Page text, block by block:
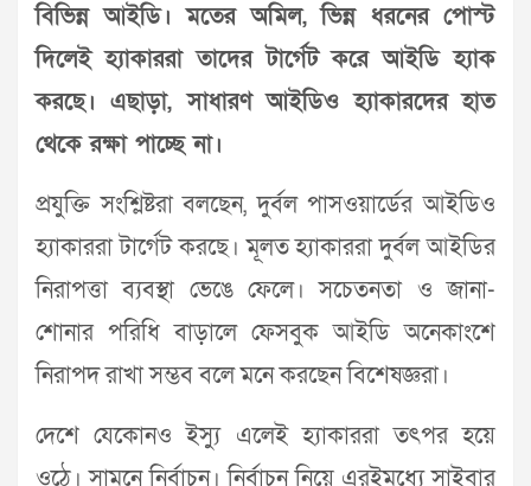
বিভিন্ন আইডি। মতের অমিল, ভিন্ন ধরনের পোস্ট
দিলেই হ্যাকাররা তাদের টার্গেট করে আইডি হ্যাক
করছে। এছাড়া, সাধারণ আইডিও হ্যাকারদের হাত
থেকে রক্ষা পাচ্ছে না।
প্রযুক্তি সংশ্লিষ্টরা বলছেন, দুর্বল পাসওয়ার্ডের আইডিও
হ্যাকাররা টার্গেট করছে। মূলত হ্যাকাররা দুর্বল আইডির
নিরাপত্তা ব্যবস্থা ভেঙে ফেলে। সচেতনতা ও জানা-
শোনার পরিধি বাড়ালে ফেসবুক আইডি অনেকাংশে
নিরাপদ রাখা সম্ভব বলে মনে করছেন বিশেষজ্ঞরা।
দেশে যেকোনও ইস্যু এলেই হ্যাকাররা তৎপর হয়ে
ওঠে। সামনে নির্বাচন। নির্বাচন নিয়ে এরইমধ্যে সাইবার